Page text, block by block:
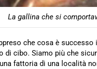
La gallina che si
che cosa è
di cibo. Siamo più che
fattoria di una località